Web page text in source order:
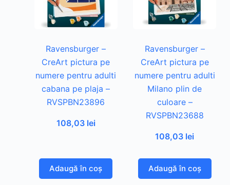
Ravensburger –
CreArt pictura pe
numere pentru adulti
cabana pe plaja –
RVSPBN23896
108,03 lei
Adaugă în coș
Ravensburger –
CreArt pictura pe
numere pentru adulti
Milano plin de
culoare –
RVSPBN23688
108,03 lei
Adaugă în coș